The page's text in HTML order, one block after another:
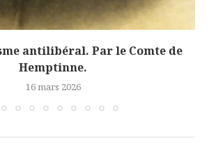
antilibéral. Par le Comte de
Hemptinne.
16 mars 2026